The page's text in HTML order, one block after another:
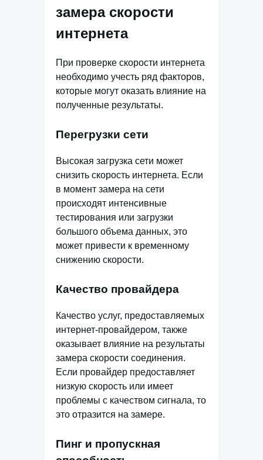
замера скорости
интернета
При проверке скорости интернета
необходимо учесть ряд факторов,
которые могут оказать влияние на
полученные результаты.
Перегрузки сети
Высокая загрузка сети может
снизить скорость интернета. Если
в момент замера на сети
происходят интенсивные
тестирования или загрузки
большого объема данных, это
может привести к временному
снижению скорости.
Качество провайдера
Качество услуг, предоставляемых
интернет-провайдером, также
оказывает влияние на результаты
замера скорости соединения.
Если провайдер предоставляет
низкую скорость или имеет
проблемы с качеством сигнала, то
это отразится на замере.
Пинг и пропускная